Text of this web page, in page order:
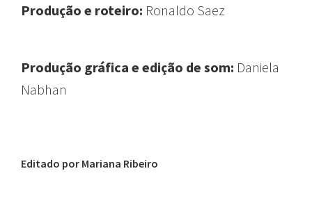
Produção e roteiro: Ronaldo Saez
Produção gráfica e edição de som: Daniela
Nabhan
Editado por Mariana Ribeiro